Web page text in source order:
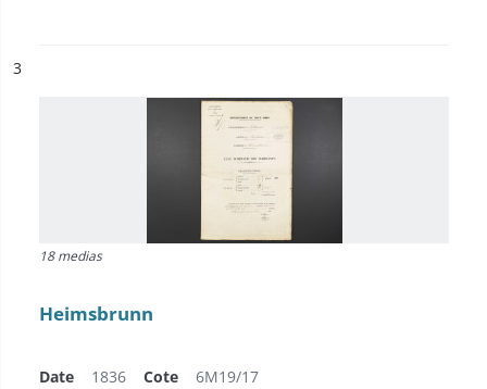
n°
3
18 medias
Heimsbrunn
Date 1836 Cote 6M19/17